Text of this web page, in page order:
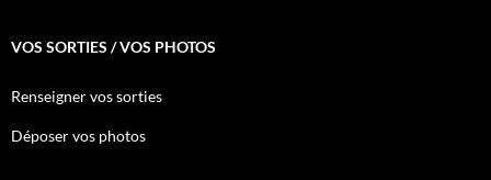
VOS SORTIES / VOS PHOTOS
Renseigner vos sorties
Déposer vos photos